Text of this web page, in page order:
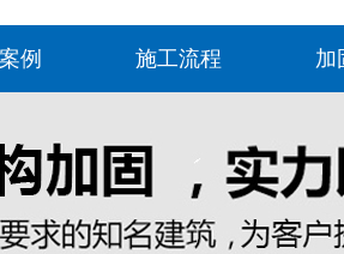
例 施工流程 加